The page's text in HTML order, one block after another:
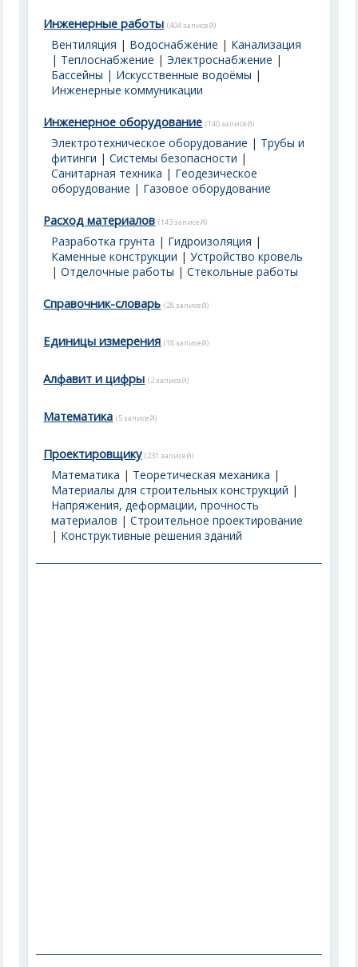
Инженерные работы (404 записей)
Вентиляция | Водоснабжение | Канализация
| Теплоснабжение |Электроснабжение |
Бассейны | Искусственные водоёмы |
Инженерные коммуникации
Инженерное оборудование (140 записей)
Электротехническое оборудование | Трубы и
фитинги |Системы безопасности |
Санитарная техника | Геодезическое
оборудование | Газовое оборудование
Расход материалов (143 записей)
Разработка грунта | Гидроизоляция |
Каменные конструкции |Устройство кровель
|Отделочные работы |Стекольные работы
Справочник-словарь (28 записей)
Единицы измерения (18 записей)
Алфавит и цифры (2 записей)
Математика (5 записей)
Проектировщику (231 записей)
Математика | Теоретическая механика |
Материалы для строительных конструкций |
Напряжения, деформации, прочность
материалов |Строительное проектирование
| Конструктивные решения зданий